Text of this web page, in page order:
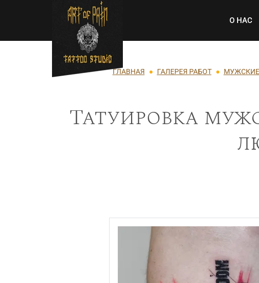
Перейти к основному содержанию
О НАС
Строка навигации
ГЛАВНАЯ ГАЛЕРЕЯ РАБОТ МУЖСКИЕ
Татуировка